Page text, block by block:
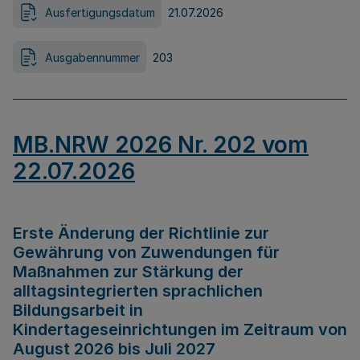
Ausfertigungsdatum 21.07.2026
Ausgabennummer 203
MB.NRW 2026 Nr. 202 vom
22.07.2026
Erste Änderung der Richtlinie zur
Gewährung von Zuwendungen für
Maßnahmen zur Stärkung der
alltagsintegrierten sprachlichen
Bildungsarbeit in
Kindertageseinrichtungen im Zeitraum von
August 2026 bis Juli 2027